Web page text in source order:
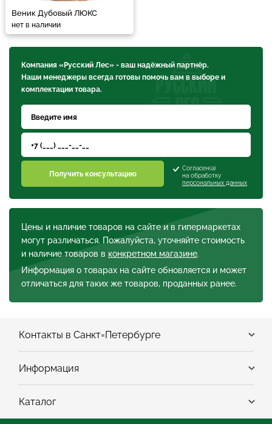
Веник Дубовый ЛЮКС
нет в наличии
Цены и наличие товаров на сайте и в гипермаркетах
могут различаться. Пожалуйста, уточняйте стоимость
и наличие товаров в конкретном магазине.
Информация о товарах на сайте обновляется и может
отличаться для таких же товаров, проданных ранее.
Компания «Русский Лес» - ваш надёжный партнёр.
Наши менеджеры всегда готовы помочь вам в выборе и
комплектации товара.
Получить консультацию
Согласен(а)
на обработку
персональных данных
Контакты в Санкт=Петербурге
Информация
Каталог